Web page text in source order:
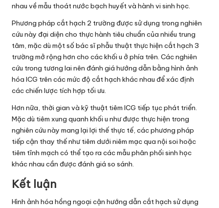
nhau về mẫu thoát nước bạch huyết và hành vi sinh học.
Phương pháp cắt hạch 2 trường được sử dụng trong nghiên
cứu này đại diện cho thực hành tiêu chuẩn của nhiều trung
tâm, mặc dù một số bác sĩ phẫu thuật thực hiện cắt hạch 3
trường mở rộng hơn cho các khối u ở phía trên. Các nghiên
cứu trong tương lai nên đánh giá hướng dẫn bằng hình ảnh
hóa ICG trên các mức độ cắt hạch khác nhau để xác định
các chiến lược tích hợp tối ưu.
Hơn nữa, thời gian và kỹ thuật tiêm ICG tiếp tục phát triển.
Mặc dù tiêm xung quanh khối u như được thực hiện trong
nghiên cứu này mang lại lợi thế thực tế, các phương pháp
tiếp cận thay thế như tiêm dưới niêm mạc qua nội soi hoặc
tiêm tĩnh mạch có thể tạo ra các mẫu phân phối sinh học
khác nhau cần được đánh giá so sánh.
Kết luận
Hình ảnh hóa hồng ngoại cận hướng dẫn cắt hạch sử dụng